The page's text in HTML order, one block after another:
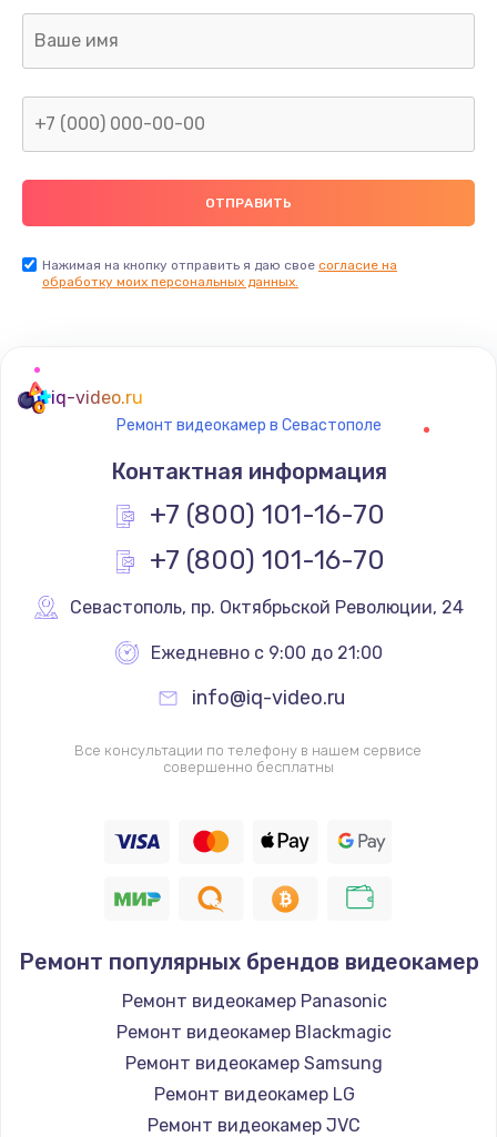
Нажимая на кнопку отправить я даю свое согласие на
обработку моих персональных данных.
iq-video.ru
Ремонт видеокамер в Севастополе
Контактная информация
+7 (800) 101-16-70
+7 (800) 101-16-70
Севастополь, пр. Октябрьской Революции, 24
Ежедневно с 9:00 до 21:00
info@iq-video.ru
Все консультации по телефону в нашем сервисе
совершенно бесплатны
Ремонт популярных брендов видеокамер
Ремонт видеокамер Panasonic
Ремонт видеокамер Blackmagic
Ремонт видеокамер Samsung
Ремонт видеокамер LG
Ремонт видеокамер JVC